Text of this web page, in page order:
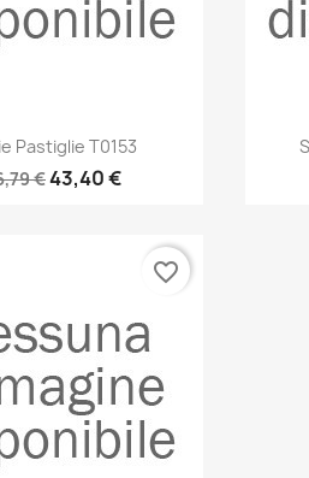
Anteprima
Pastiglie T0153
€43,40 €
favorite_border